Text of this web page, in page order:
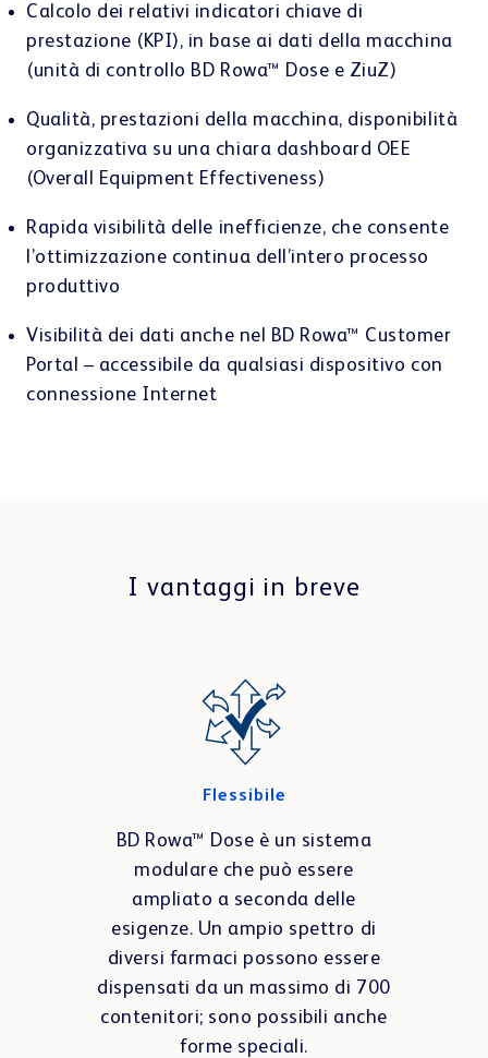
Calcolo dei relativi indicatori chiave di
prestazione (KPI), in base ai dati della macchina
(unità di controllo BD Rowa™ Dose e ZiuZ)
Qualità, prestazioni della macchina, disponibilità
organizzativa su una chiara dashboard OEE
(Overall Equipment Effectiveness)
Rapida visibilità delle inefficienze, che consente
l’ottimizzazione continua dell’intero processo
produttivo
Visibilità dei dati anche nel BD Rowa™ Customer
Portal – accessibile da qualsiasi dispositivo con
connessione Internet
I vantaggi in breve
Flessibile
BD Rowa™ Dose è un sistema
modulare che può essere
ampliato a seconda delle
esigenze. Un ampio spettro di
diversi farmaci possono essere
dispensati da un massimo di 700
contenitori; sono possibili anche
forme speciali.